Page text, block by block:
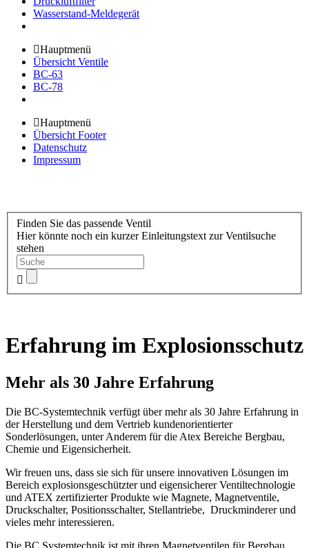
Wasserstand-Meldegerät
Hauptmenü
Übersicht Ventile
BC-63
BC-78
Hauptmenü
Übersicht Footer
Datenschutz
Impressum
Finden Sie das passende Ventil
Hier könnte noch ein kurzer Einleitungstext zur Ventilsuche
stehen
Erfahrung im Explosionsschutz
Mehr als 30 Jahre Erfahrung
Die BC-Systemtechnik verfügt über mehr als 30 Jahre Erfahrung in
der Herstellung und dem Vertrieb kundenorientierter
Sonderlösungen, unter Anderem für die Atex Bereiche Bergbau,
Chemie und Eigensicherheit.
Wir freuen uns, dass sie sich für unsere innovativen Lösungen im
Bereich explosionsgeschützter und eigensicherer Ventiltechnologie
und ATEX zertifizierter Produkte wie Magnete, Magnetventile,
Druckschalter, Positionsschalter, Stellantriebe, Druckminderer und
vieles mehr interessieren.
Die BC Systemtechnik ist mit ihren Magnetventilen für Bergbau